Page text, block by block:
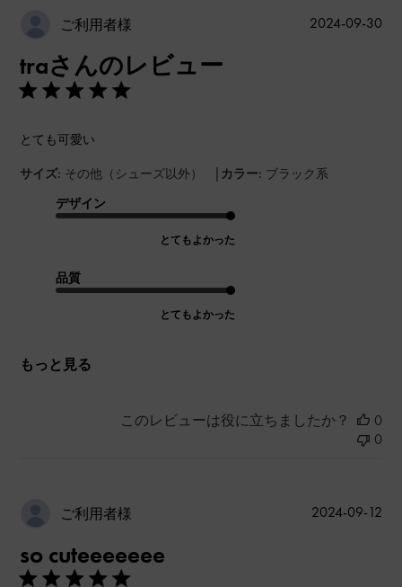
ご利用者様
traさんのレビュー
とても可愛い
サイズ: その他（シューズ以外） | カラー: ブラック系
デザイン
とてもよかった
品質
とてもよかった
もっと見る
公
2024-09-30
このレビューは役に立ちましたか？
0
0
ご利用者様
so cuteeeeeee
公
2024-09-12